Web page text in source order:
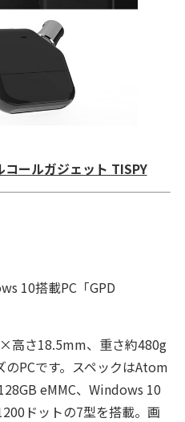
コールガジェット TISPY
10搭載PC「GPD
さ18.5mm、重さ約480g
PCです。スペックはAtom
eMMC、Windows 10
ドットの7型を搭載。画